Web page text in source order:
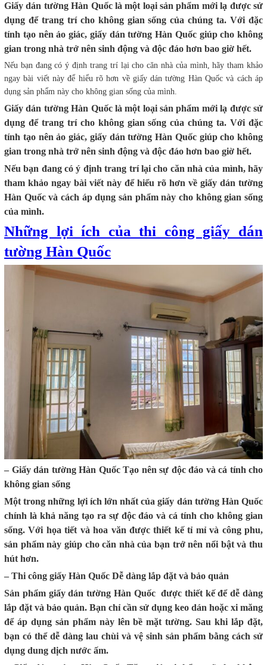
Giấy dán tường Hàn Quốc là một loại sản phẩm mới lạ được sử
dụng để trang trí cho không gian sống của chúng ta. Với đặc
tính tạo nên ảo giác, giấy dán tường Hàn Quốc giúp cho không
gian trong nhà trở nên sinh động và độc đáo hơn bao giờ hết.
Nếu bạn đang có ý định trang trí lại cho căn nhà của mình, hãy tham khảo
ngay bài viết này để hiểu rõ hơn về giấy dán tường Hàn Quốc và cách áp
dụng sản phẩm này cho không gian sống của mình.
Giấy dán tường Hàn Quốc là một loại sản phẩm mới lạ được sử
dụng để trang trí cho không gian sống của chúng ta. Với đặc
tính tạo nên ảo giác, giấy dán tường Hàn Quốc giúp cho không
gian trong nhà trở nên sinh động và độc đáo hơn bao giờ hết.
Nếu bạn đang có ý định trang trí lại cho căn nhà của mình, hãy
tham khảo ngay bài viết này để hiểu rõ hơn về giấy dán tường
Hàn Quốc và cách áp dụng sản phẩm này cho không gian sống
của mình.
Những lợi ích của thi công giấy dán
tường Hàn Quốc
– Giấy dán tường Hàn Quốc Tạo nên sự độc đáo và cá tính cho
không gian sống
Một trong những lợi ích lớn nhất của giấy dán tường Hàn Quốc
chính là khả năng tạo ra sự độc đáo và cá tính cho không gian
sống. Với họa tiết và hoa văn được thiết kế tỉ mỉ và công phu,
sản phẩm này giúp cho căn nhà của bạn trở nên nổi bật và thu
hút hơn.
– Thi công giấy Hàn Quốc Dễ dàng lắp đặt và bảo quản
Sản phẩm giấy dán tường Hàn Quốc được thiết kế để dễ dàng
lắp đặt và bảo quản. Bạn chỉ cần sử dụng keo dán hoặc xi măng
để áp dụng sản phẩm này lên bề mặt tường. Sau khi lắp đặt,
bạn có thể dễ dàng lau chùi và vệ sinh sản phẩm bằng cách sử
dụng dung dịch nước ấm.